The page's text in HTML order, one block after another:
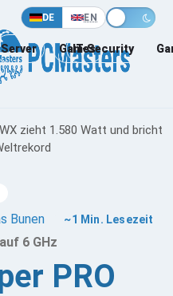
DE EN
Server Games
IT-Security
zieht 1.580 Watt und bricht
Bunen ~1 Min. Lesezeit
6 GHz
PRO